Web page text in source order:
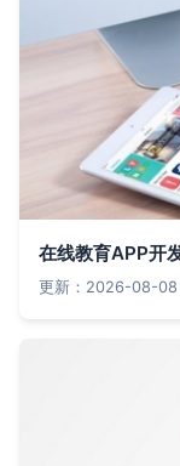
在线教育APP开
更新：2026-08-